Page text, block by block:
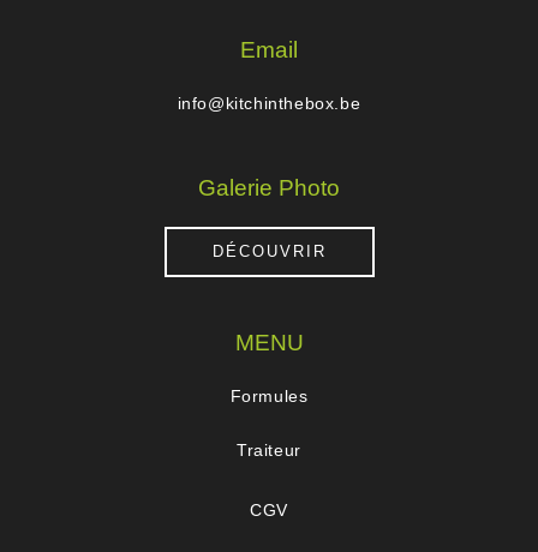
Email
info@kitchinthebox.be
Galerie Photo
DÉCOUVRIR
MENU
Formules
Traiteur
CGV